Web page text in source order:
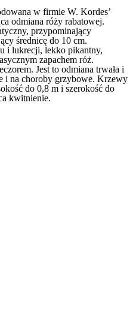
w firmie W. Kordes’
odmiana róży rabatowej.
przypominający
średnicę do 10 cm.
i lukrecji, lekko pikantny,
zapachem róż.
Jest to odmiana trwała i
i na choroby grzybowe. Krzewy
do 0,8 m i szerokość do
kwitnienie.